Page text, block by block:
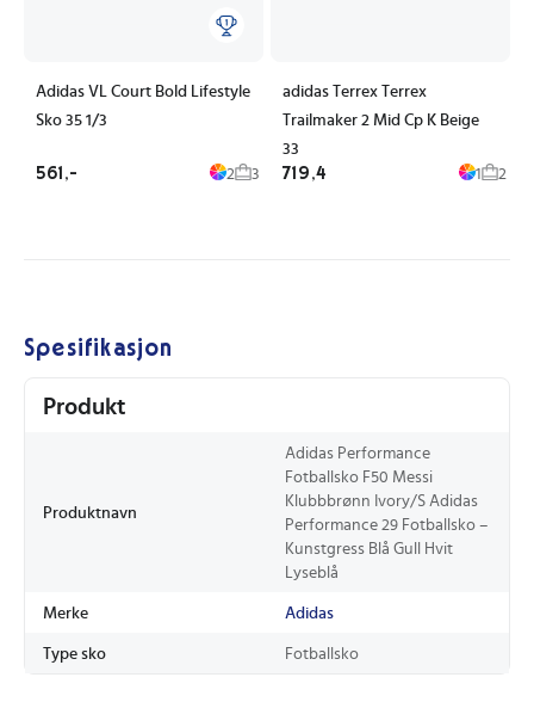
Adidas VL Court Bold Lifestyle
Sko 35 1/3
561,- 2 3
adidas Terrex Terrex
Trailmaker 2 Mid Cp K Beige
33
719,4 1 2
Spesifikasjon
Produkt
Produktnavn
Adidas Performance
Fotballsko F50 Messi
Klubbbrønn Ivory/S Adidas
Performance 29 Fotballsko –
Kunstgress Blå Gull Hvit
Lyseblå
Merke Adidas
Type sko Fotballsko